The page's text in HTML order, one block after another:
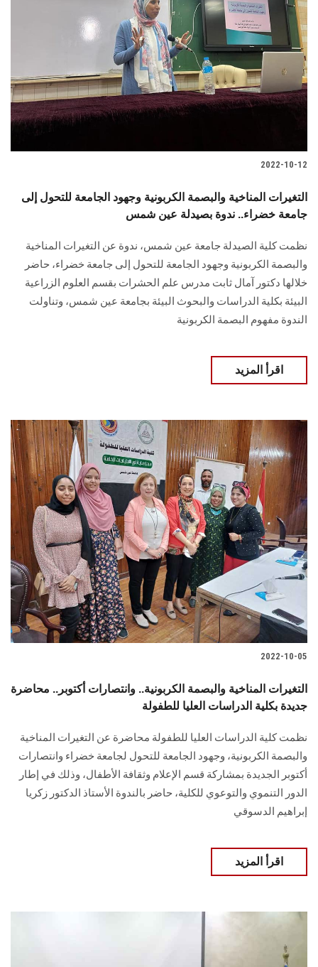
2022-10-12
التغيرات المناخية والبصمة الكربونية وجهود الجامعة للتحول إلى
جامعة خضراء.. ندوة بصيدلة عين شمس
نظمت كلية الصيدلة جامعة عين شمس، ندوة عن التغيرات المناخية
والبصمة الكربونية وجهود الجامعة للتحول إلى جامعة خضراء، ‏حاضر
خلالها دكتور آمال ثابت مدرس علم الحشرات بقسم العلوم الزراعية
البيئة بكلية الدراسات والبحوث البيئة بجامعة عين شمس، وتناولت
الندوة مفهوم البصمة الكربونية
اقرأ المزيد
2022-10-05
التغيرات المناخية والبصمة الكربونية.. وانتصارات أكتوبر.. محاضرة
جديدة بكلية الدراسات العليا للطفولة
نظمت كلية الدراسات العليا للطفولة محاضرة عن التغيرات المناخية
والبصمة الكربونية، وجهود الجامعة للتحول لجامعة خضراء وانتصارات
أكتوبر الجديدة بمشاركة قسم الإعلام وثقافة الأطفال، وذلك في إطار
الدور التنموي والتوعوي للكلية، حاضر بالندوة الأستاذ الدكتور زكريا
إبراهيم الدسوقي
اقرأ المزيد